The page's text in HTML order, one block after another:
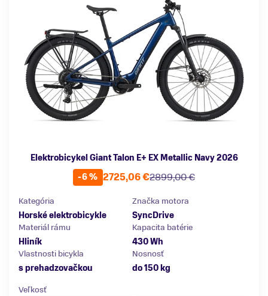
Elektrobicykel Giant Talon E+ EX Metallic Navy 2026
-6 %
2899,00 €
2725,06 €
Kategória
Horské elektrobicykle
Značka motora
SyncDrive
Materiál rámu
Hliník
Kapacita batérie
430 Wh
Vlastnosti bicykla
s prehadzovačkou
Nosnosť
do 150 kg
Veľkosť